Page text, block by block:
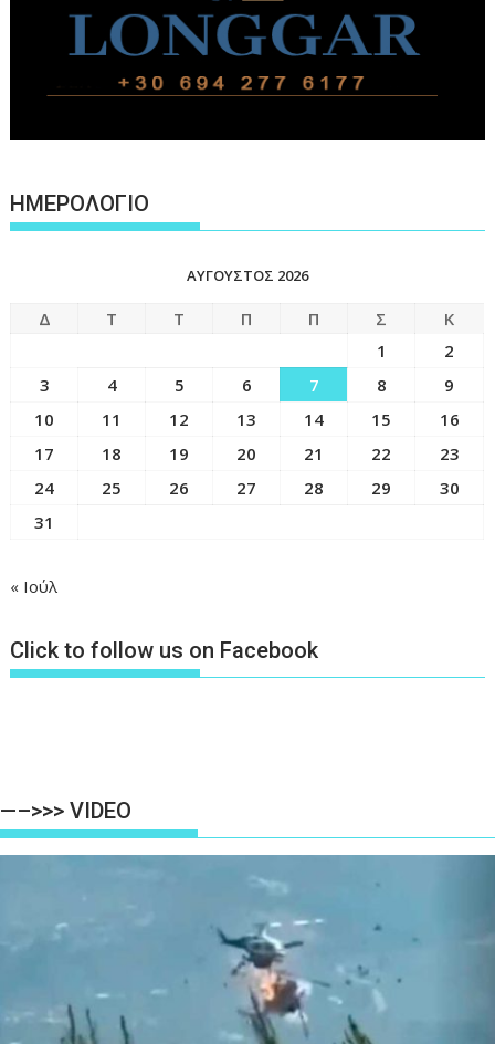
ΗΜΕΡΟΛΟΓΙΟ
ΑΎΓΟΥΣΤΟΣ 2026
Δ Τ Τ Π Π Σ
Κ
1
2
3
4 5 6 7 8
9
10
11 12 13 14 15
16
17
18 19 20 21 22
23
24
25 26 27 28 29
30
31
« Ιούλ
Click to follow us on Facebook
—–>>> VIDEO